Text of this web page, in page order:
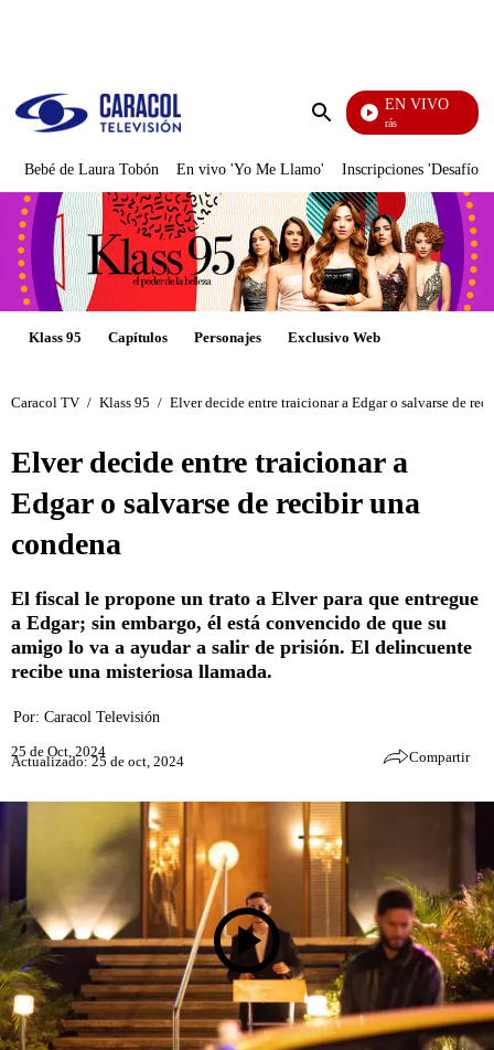
Enviar
EN VIVO
También Caerás
Bebé de Laura Tobón En vivo 'Yo Me Llamo' Inscripciones 'Desafío'
Klass 95 Capítulos Personajes Exclusivo Web
Caracol TV / Klass 95 / Elver decide entre traicionar a Edgar o salvarse de
Elver decide entre traicionar a
Edgar o salvarse de recibir una
condena
El fiscal le propone un trato a Elver para que entregue
a Edgar; sin embargo, él está convencido de que su
amigo lo va a ayudar a salir de prisión. El delincuente
recibe una misteriosa llamada.
Por: Caracol Televisión
25 de Oct, 2024
Actualizado: 25 de oct, 2024 Compartir